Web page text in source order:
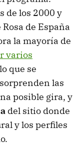
de los 2000 y
de España
la mayoría de
varios
que se
las
posible gira, y
del sitio donde
y los perfiles